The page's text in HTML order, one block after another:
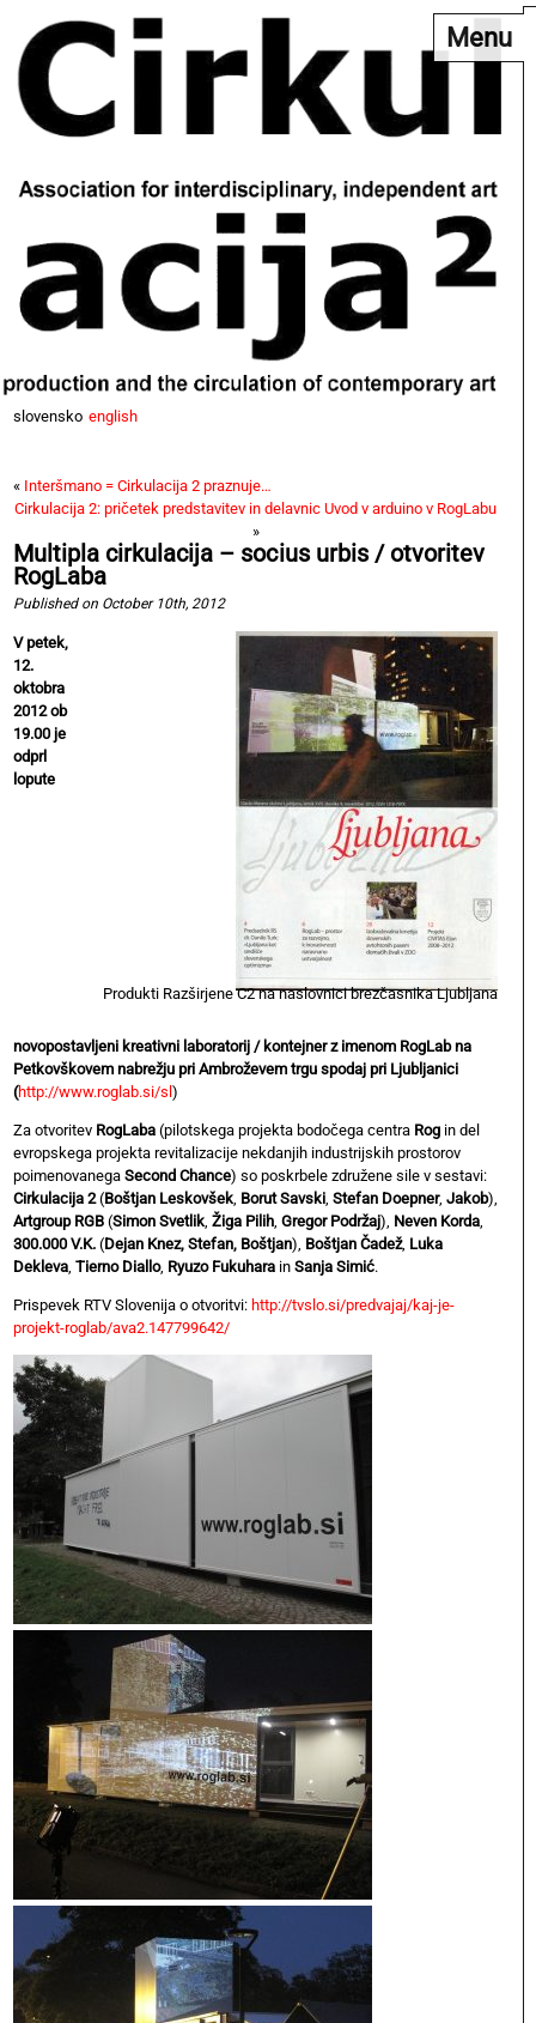
slovensko english
Menu
« Interšmano = Cirkulacija 2 praznuje…
Cirkulacija 2: pričetek predstavitev in delavnic Uvod v arduino v RogLabu
»
Multipla cirkulacija – socius urbis / otvoritev
RogLaba
Published on October 10th, 2012
Produkti Razširjene C2 na naslovnici brezčasnika Ljubljana
V petek,
12.
oktobra
2012 ob
19.00 je
odprl
lopute
novopostavljeni kreativni laboratorij / kontejner z imenom RogLab na
Petkovškovem nabrežju pri Ambroževem trgu spodaj pri Ljubljanici
(http://www.roglab.si/sl )
Za otvoritev RogLaba (pilotskega projekta bodočega centra Rog in del
evropskega projekta revitalizacije nekdanjih industrijskih prostorov
poimenovanega Second Chance) so poskrbele združene sile v sestavi:
Cirkulacija 2(Boštjan Leskovšek Borut Savski Stefan Doepner, Jakob),
Artgroup RGB (Simon Svetlik Žiga Pilih Gregor Podržaj), Neven Korda
300.000 V.K. (Dejan Knez, Stefan, Boštjan), Boštjan Čadež, Luka
Dekleva Tierno Diallo, Ryuzo Fukuhara in Sanja Simić.
Prispevek RTV Slovenija o otvoritvi: http://tvslo.si/predvajaj/kaj-je-
projekt-roglab/ava2.147799642/